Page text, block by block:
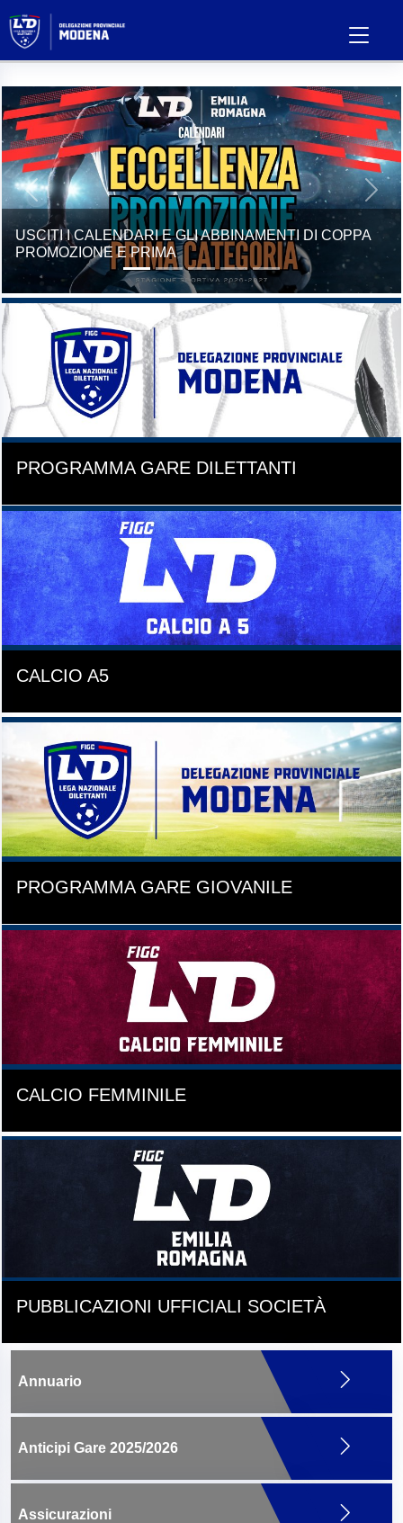
STAGIONE SPORTIVA 2026/27, USCITI I GIRONI
Previous Next
PROGRAMMA GARE DILETTANTI
CALCIO A5
PROGRAMMA GARE GIOVANILE
CALCIO FEMMINILE
PUBBLICAZIONI UFFICIALI SOCIETÀ
Annuario
Anticipi Gare 2025/2026
Assicurazioni